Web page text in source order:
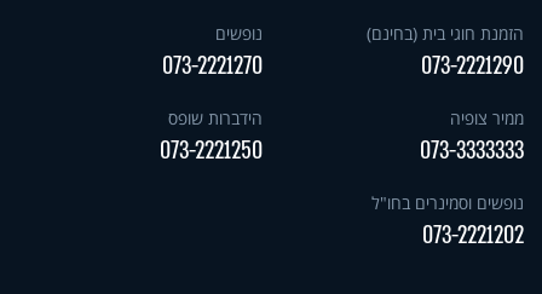
הזמנת חוגי בית (בחינם)
073-2221290
נופשים
073-2221270
ממיר צופיה
073-3333333
הידברות שופס
073-2221250
נופשים וסמינרים בחו"ל
073-2221202